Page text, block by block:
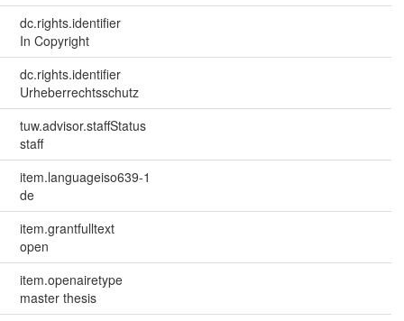
dc.rights.identifier
In Copyright
dc.rights.identifier
Urheberrechtsschutz
tuw.advisor.staffStatus
staff
item.languageiso639-1
de
item.grantfulltext
open
item.openairetype
master thesis